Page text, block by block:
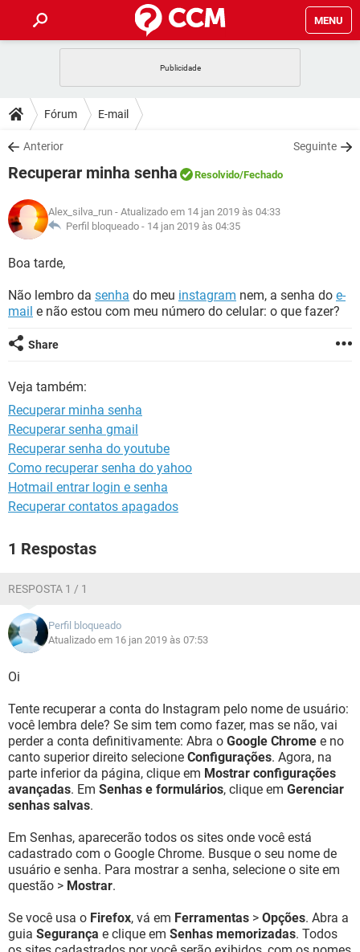
MENU
CELULAR
OUTLOOK
INSTAGRAM GMAIL
GUIA DE COMPRAS
DICAS
JOGOS
INSTAGRAM GMAIL
GUIA DE COMPRAS
DOWNLOADS
JOGOS WHATSAPP
CELULAR
OUTLOOK EXCEL
INSTAGRAM
FÓRUM
JOGOS WHATSAPP
CELULAR
OUTLOOK
INSTAGRAM GMAIL
GLOSSÁRIO
OUTLOOK EXCEL
INSTAGRAM
Fórum E-mail
Anterior Seguinte
Recuperar minha senha Resolvido/Fechado
Alex_silva_run - Atualizado em 14 jan 2019 às 04:33
Perfil bloqueado - 14 jan 2019 às 04:35
Boa tarde,
Não lembro da senha do meu instagram nem, a senha do e-
mail e não estou com meu número do celular: o que fazer?
Share
Veja também:
Recuperar minha senha
Recuperar senha gmail
Recuperar senha do youtube
Como recuperar senha do yahoo
Hotmail entrar login e senha
Recuperar contatos apagados
1 Respostas
RESPOSTA 1 / 1
Perfil bloqueado
Atualizado em 16 jan 2019 às 07:53
Oi
Tente recuperar a conta do Instagram pelo nome de usuário:
você lembra dele? Se sim tem como fazer, mas se não, vai
perder a conta definitivamente: Abra o Google Chrome e no
canto superior direito selecione Configurações. Agora, na
parte inferior da página, clique em Mostrar configurações
avançadas. Em Senhas e formulários, clique em Gerenciar
senhas salvas.
Em Senhas, aparecerão todos os sites onde você está
cadastrado com o Google Chrome. Busque o seu nome de
usuário e senha. Para mostrar a senha, selecione o site em
questão > Mostrar.
Se você usa o Firefox, vá em Ferramentas > Opções. Abra a
guia Segurança e clique em Senhas memorizadas. Todos